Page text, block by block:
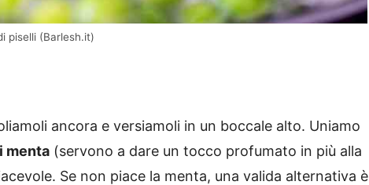
piselli (Barlesh.it)
ancora e versiamoli in un boccale alto. Uniamo
menta (servono a dare un tocco profumato in più alla
Se non piace la menta, una valida alternativa è